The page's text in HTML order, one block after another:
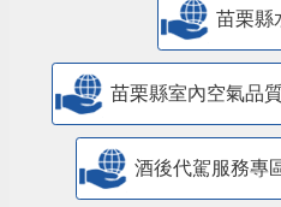
苗栗縣
苗栗縣室內空氣品
酒後代駕服務專